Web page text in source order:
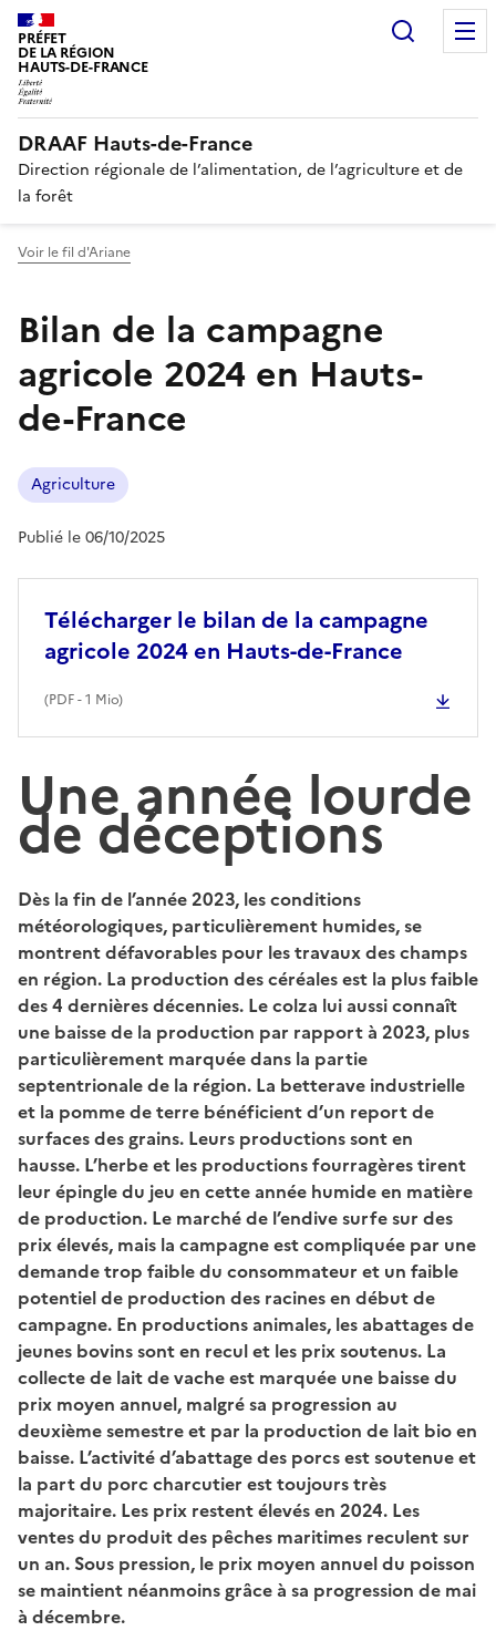
PRÉFET
DE LA RÉGION
HAUTS-DE-FRANCE
DRAAF Hauts-de-France
Direction régionale de l’alimentation, de l’agriculture et de
la forêt
Voir le fil d'Ariane
Bilan de la campagne
agricole 2024 en Hauts-
de-France
Agriculture
Publié le 06/10/2025
Télécharger le bilan de la campagne
agricole 2024 en Hauts-de-France
(PDF- 1 Mio)
Une année lourde
de déceptions
Dès la fin de l’année 2023, les conditions
météorologiques, particulièrement humides, se
montrent défavorables pour les travaux des champs
en région. La production des céréales est la plus faible
des 4 dernières décennies. Le colza lui aussi connaît
une baisse de la production par rapport à 2023, plus
particulièrement marquée dans la partie
septentrionale de la région. La betterave industrielle
et la pomme de terre bénéficient d’un report de
surfaces des grains. Leurs productions sont en
hausse. L’herbe et les productions fourragères tirent
leur épingle du jeu en cette année humide en matière
de production. Le marché de l’endive surfe sur des
prix élevés, mais la campagne est compliquée par une
demande trop faible du consommateur et un faible
potentiel de production des racines en début de
campagne. En productions animales, les abattages de
jeunes bovins sont en recul et les prix soutenus. La
collecte de lait de vache est marquée une baisse du
prix moyen annuel, malgré sa progression au
deuxième semestre et par la production de lait bio en
baisse. L’activité d’abattage des porcs est soutenue et
la part du porc charcutier est toujours très
majoritaire. Les prix restent élevés en 2024. Les
ventes du produit des pêches maritimes reculent sur
un an. Sous pression, le prix moyen annuel du poisson
se maintient néanmoins grâce à sa progression de mai
à décembre.